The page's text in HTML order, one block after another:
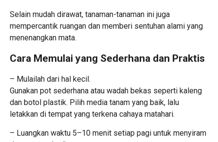
Selain mudah dirawat, tanaman-tanaman ini juga
mempercantik ruangan dan memberi sentuhan alami yang
menenangkan mata.
Cara Memulai yang Sederhana dan Praktis
– Mulailah dari hal kecil.
Gunakan pot sederhana atau wadah bekas seperti kaleng
dan botol plastik. Pilih media tanam yang baik, lalu
letakkan di tempat yang terkena cahaya matahari.
– Luangkan waktu 5–10 menit setiap pagi untuk menyiram